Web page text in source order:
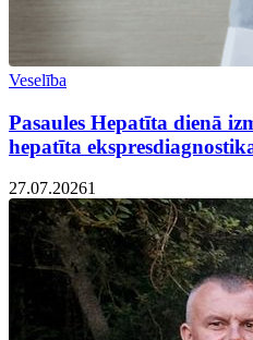
Veselība
Pasaules Hepatīta dienā
hepatīta
27.07.20261